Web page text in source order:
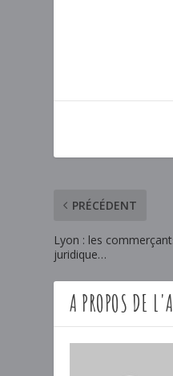
PRÉCÉDENT
Lyon : les
juridique…
A PROPOS DE